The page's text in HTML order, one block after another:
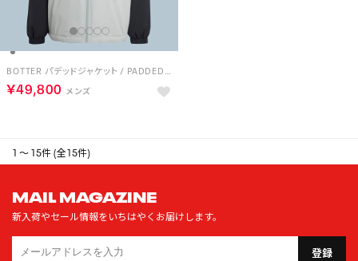
BOTTER パデッドジャケット / PADDED JACKET （グレー）
￥49,800
1 ～ 15件 (全15件)
MAIL MAGAZINE
新入荷やセール情報をいちはやくお届けします。
登録